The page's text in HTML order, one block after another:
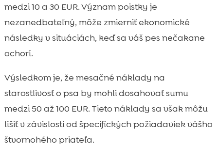
medzi 10 a 30 EUR. Význam poistky je
nezanedbateľný, môže zmierniť ekonomické
následky v situáciách, keď sa váš pes nečakane
ochorí.
Výsledkom je, že mesačné náklady na
starostlivosť o psa by mohli dosahovať sumu
medzi 50 až 100 EUR. Tieto náklady sa však môžu
líšiť v závislosti od špecifických požiadaviek vášho
štvornohého priateľa.